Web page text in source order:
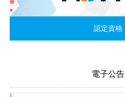
認定資格
電子公告